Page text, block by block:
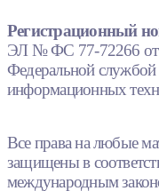
Регистрационный
ЭЛ № ФС 77-72266 от
Федеральной службой
информационных
Все права на любые
защищены в
международным